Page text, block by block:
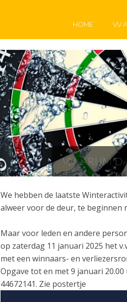
HOME VV
V.V. ARUM
We hebben de laatste
alweer voor de deur, te beginnen
Maar voor leden en andere
op zaterdag 11 januari 2025 het
met een winnaars- en
Opgave tot en met 9 januari
44672141. Zie postertje